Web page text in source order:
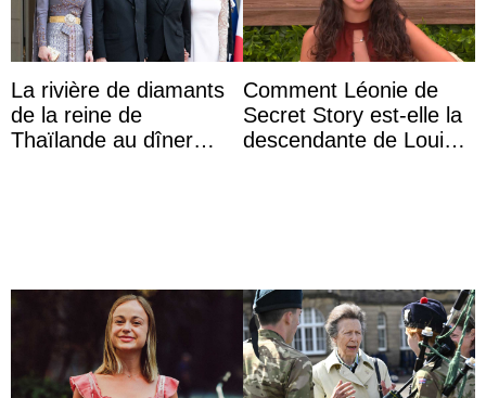
La rivière de diamants
de la reine de
Thaïlande au dîner
Comment Léonie de
Secret Story est-elle la
descendante de Louis